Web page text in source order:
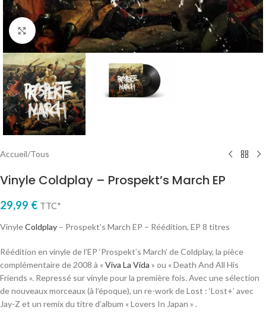
Cliquez pour agrandir
Accueil/Tous
Vinyle Coldplay – Prospekt’s March EP
29,99 € TTC*
VinyleColdplay – Prospekt’s March EP – Réédition, EP 8 titres
Réédition en vinyle de l’EP ‘Prospekt’s March’ de Coldplay, la pièce
complémentaire de 2008 à «Viva La Vida » ou « Death And All His
Friends ». Repressé sur vinyle pour la première fois. Avec une sélection
de nouveaux morceaux (à l’époque), un re-work de Lost : ‘Lost+’ avec
Jay-Z et un remix du titre d’album « Lovers In Japan » .